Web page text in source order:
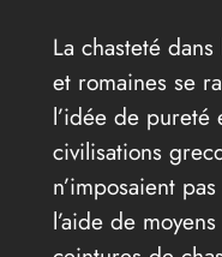
La chasteté
et romaines se
l’idée de pureté
civilisations
n’imposaient
l’aide de